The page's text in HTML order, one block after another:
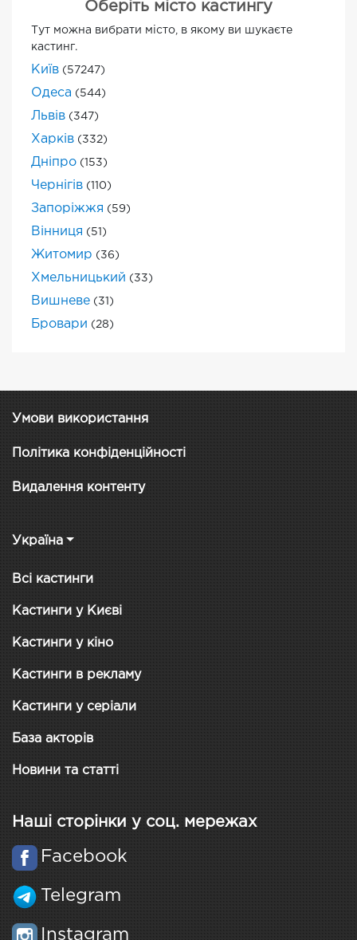
Оберіть місто кастингу
Тут можна вибрати місто, в якому ви шукаєте
кастинг.
Київ (57247)
Одеса (544)
Львів (347)
Харків (332)
Дніпро (153)
Чернігів (110)
Запоріжжя (59)
Вінниця (51)
Житомир (36)
Хмельницький (33)
Вишневе (31)
Бровари (28)
Умови використання
Політика конфіденційності
Видалення контенту
Україна
Всі кастинги
Кастинги у Києві
Кастинги у кіно
Кастинги в рекламу
Кастинги у серіали
База акторів
Новини та статті
Наші сторінки у соц. мережах
Facebook
Telegram
Instagram